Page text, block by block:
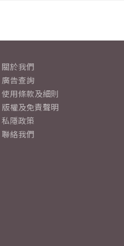
關於我們
廣告查詢
使用條款及細則
版權及免責聲明
私隱政策
聯絡我們